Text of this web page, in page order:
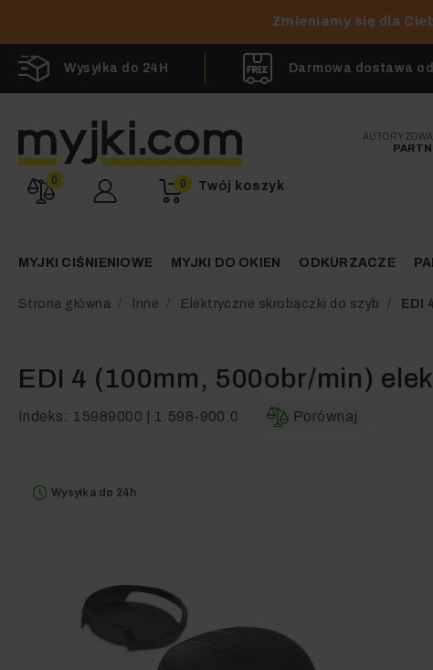
Zmieniamy się dla
Wysyłka do 24H Darmowa dostawa od
0 Twój koszyk
0
MYJKI CIŚNIENIOWE MYJKI DO OKIEN ODKURZACZE
Strona główna Inne Elektryczne skrobaczki do szyb EDI
EDI 4 (100mm, 500obr/min)
Indeks: 15989000 | 1.598-900.0 Porównaj
Wysyłka do 24h